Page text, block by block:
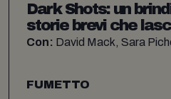
Dark Shots: un
storie brevi che
Con: David Mack, Sara
FUMETTO